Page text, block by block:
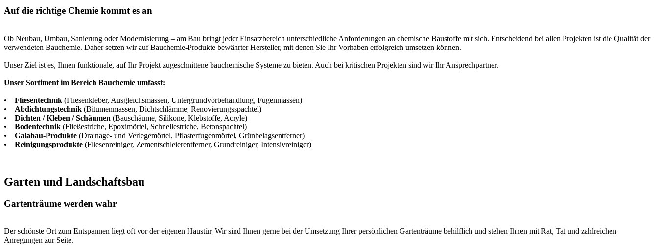
Auf die richtige Chemie kommt es an
Ob Neubau, Umbau, Sanierung oder Modernisierung – am Bau bringt jeder Einsatzbereich unterschiedliche Anforderungen an chemische Baustoffe mit sich. Entscheidend bei allen Projekten ist die Qualität der
verwendeten Bauchemie. Daher setzen wir auf Bauchemie-Produkte bewährter Hersteller, mit denen Sie Ihr Vorhaben erfolgreich umsetzen können.
Unser Ziel ist es, Ihnen funktionale, auf Ihr Projekt zugeschnittene bauchemische Systeme zu bieten. Auch bei kritischen Projekten sind wir Ihr Ansprechpartner.
Unser Sortiment im Bereich Bauchemie umfasst:
• Fliesentechnik (Fliesenkleber, Ausgleichsmassen, Untergrundvorbehandlung, Fugenmassen)
• Abdichtungstechnik (Bitumenmassen, Dichtschlämme, Renovierungsspachtel)
• Dichten / Kleben / Schäumen (Bauschäume, Silikone, Klebstoffe, Acryle)
• Bodentechnik (Fließestriche, Epoximörtel, Schnellestriche, Betonspachtel)
• Galabau-Produkte (Drainage- und Verlegemörtel, Pflasterfugenmörtel, Grünbelagsentferner)
• Reinigungsprodukte (Fliesenreiniger, Zementschleierentferner, Grundreiniger, Intensivreiniger)
Garten und Landschaftsbau
Gartenträume werden wahr
Der schönste Ort zum Entspannen liegt oft vor der eigenen Haustür. Wir sind Ihnen gerne bei der Umsetzung Ihrer persönlichen Gartenträume behilflich und stehen Ihnen mit Rat, Tat und zahlreichen
Anregungen zur Seite.